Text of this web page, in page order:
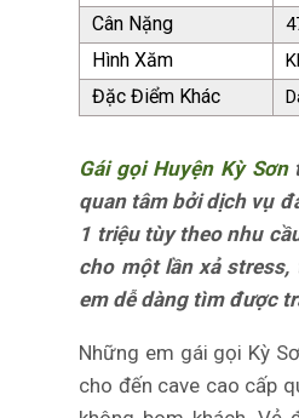
Cân Nặng
Hình Xăm
Đặc Điểm Khác
Gái gọi Huyện Kỳ Sơn
quan tâm bởi dịch vụ
1 triệu tùy theo nhu
cho một lần xả stress,
em dễ dàng tìm được
Những em gái gọi Kỳ
cho đến cave cao cấp